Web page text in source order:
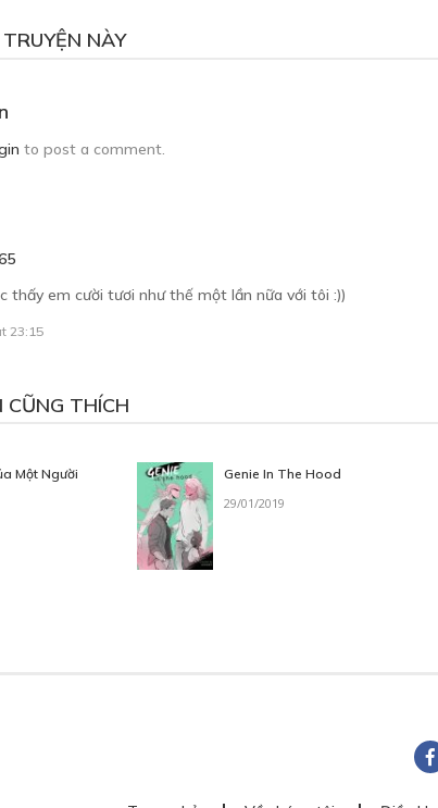
NÀY
to post a comment.
thấy em cười tươi như thế một lần nữa với tôi :))
23:15
CŨNG THÍCH
Một Người
Genie In The Hood
29/01/2019